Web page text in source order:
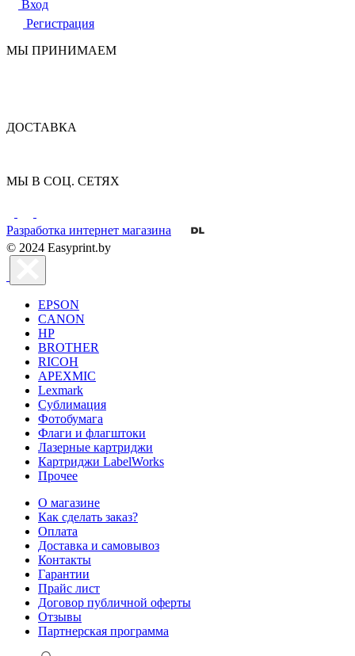
Вход
Регистрация
МЫ ПРИНИМАЕМ
ДОСТАВКА
МЫ В СОЦ. СЕТЯХ
Разработка интернет магазина
© 2024 Easyprint.by
EPSON
CANON
HP
BROTHER
RICOH
APEXMIC
Lexmark
Сублимация
Фотобумага
Флаги и флагштоки
Лазерные картриджи
Картриджи LabelWorks
Прочее
О магазине
Как сделать заказ?
Оплата
Доставка и самовывоз
Контакты
Гарантии
Прайс лист
Договор публичной оферты
Отзывы
Партнерская программа